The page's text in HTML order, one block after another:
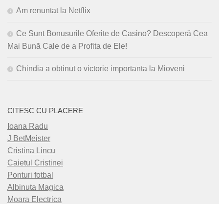
Am renuntat la Netflix
Ce Sunt Bonusurile Oferite de Casino? Descoperă Cea
Mai Bună Cale de a Profita de Ele!
Chindia a obtinut o victorie importanta la Mioveni
CITESC CU PLACERE
Ioana Radu
J BetMeister
Cristina Lincu
Caietul Cristinei
Ponturi fotbal
Albinuta Magica
Moara Electrica